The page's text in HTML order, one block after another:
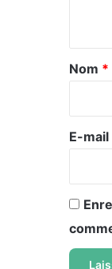
a
r
e
Nom *
E-mail